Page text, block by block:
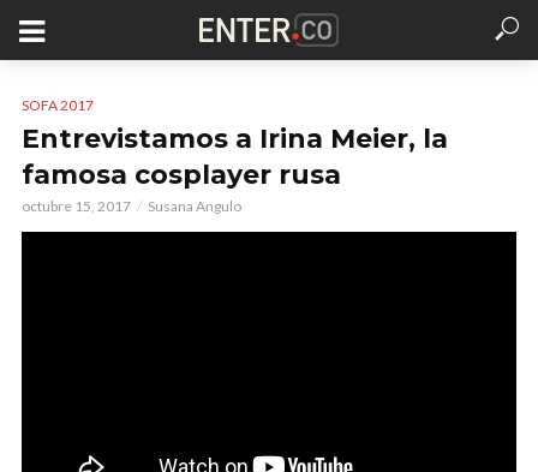
SOFA 2017
Entrevistamos a Irina Meier, la
famosa cosplayer rusa
octubre 15, 2017 Susana Angulo